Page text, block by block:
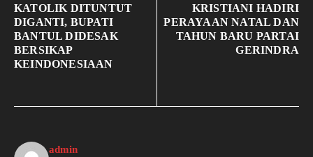
KATOLIK DITUNTUT
DIGANTI, BUPATI
BANTUL DIDESAK
BERSIKAP
KEINDONESIAAN
KRISTIANI HADIRI
PERAYAAN NATAL DAN
TAHUN BARU PARTAI
GERINDRA
admin